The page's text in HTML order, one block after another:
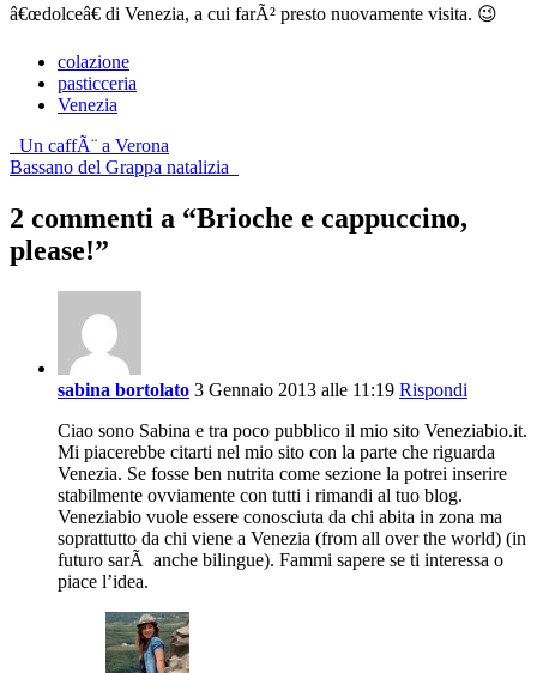
â€œdolceâ€ di Venezia, a cui farÃ² presto nuovamente visita. 😉
colazione
pasticceria
Venezia
Post
navigation
Un caffÃ¨ a Verona
Bassano del Grappa natalizia
2 commenti a “Brioche e cappuccino,
please!”
sabina bortolato 3 Gennaio 2013 alle 11:19 Rispondi
Ciao sono Sabina e tra poco pubblico il mio sito Veneziabio.it.
Mi piacerebbe citarti nel mio sito con la parte che riguarda
Venezia. Se fosse ben nutrita come sezione la potrei inserire
stabilmente ovviamente con tutti i rimandi al tuo blog.
Veneziabio vuole essere conosciuta da chi abita in zona ma
soprattutto da chi viene a Venezia (from all over the world) (in
futuro sarÃ anche bilingue). Fammi sapere se ti interessa o
piace l’idea.